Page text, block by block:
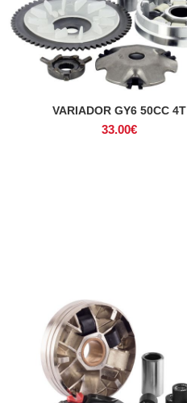
ADICIONAR
VARIADOR GY6 50CC 4T
33.00€